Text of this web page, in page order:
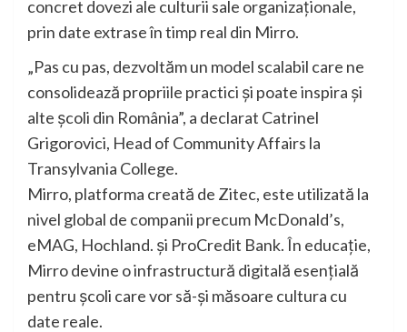
concret dovezi ale culturii sale organizaționale,
prin date extrase în timp real din Mirro.
„Pas cu pas, dezvoltăm un model scalabil care ne
consolidează propriile practici și poate inspira și
alte școli din România”, a declarat Catrinel
Grigorovici, Head of Community Affairs la
Transylvania College.
Mirro, platforma creată de Zitec, este utilizată la
nivel global de companii precum McDonald’s,
eMAG, Hochland. și ProCredit Bank. În educație,
Mirro devine o infrastructură digitală esențială
pentru școli care vor să-și măsoare cultura cu
date reale.